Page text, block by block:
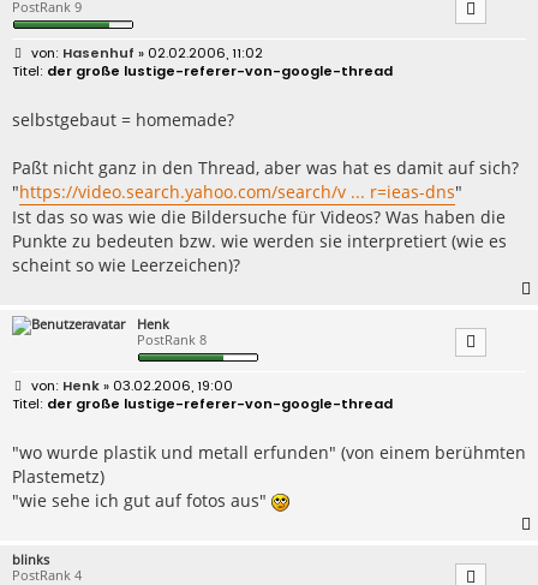
PostRank 9
B
e
r
a
Hasenhuf » 02.02.2006, 11:02
der große lustige-referer-von-google-thread
selbstgebaut = homemade?
Paßt nicht ganz in den Thread, aber was hat es damit auf sich?
"https://video.search.yahoo.com/search/v ... r=ieas-dns"
Ist das so was wie die Bildersuche für Videos? Was haben die
Punkte zu bedeuten bzw. wie werden sie interpretiert (wie es
scheint so wie Leerzeichen)?
Henk
PostRank 8
B
e
r
a
g
Henk» 03.02.2006, 19:00
der große lustige-referer-von-google-thread
"wo wurde plastik und metall erfunden" (von einem berühmten
Plastemetz)
"wie sehe ich gut auf fotos aus"
blinks
PostRank 4